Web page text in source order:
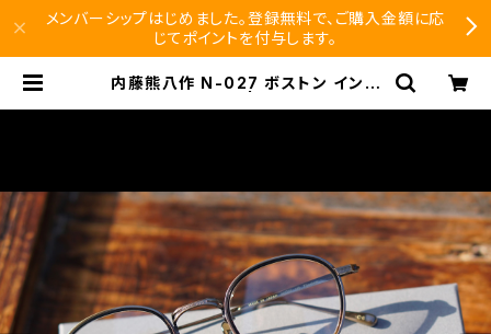
メンバーシップはじめました。登録無料で、ご購入金額に応
じてポイントを付与します。
内藤熊八作 N-027 ボストン インナ